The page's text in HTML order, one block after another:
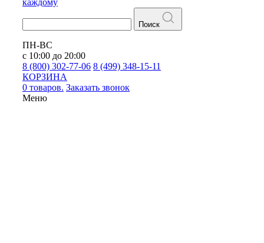
каждому
Поиск
ПН-ВС
с 10:00 до 20:00
8 (800) 302-77-06 8 (499) 348-15-11
КОРЗИНА
0 товаров. Заказать звонок
Меню